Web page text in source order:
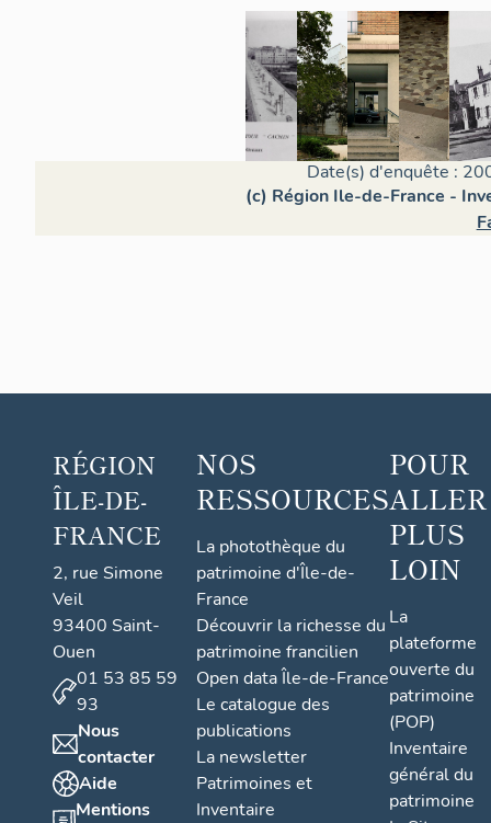
Date(s) d'enquête :
(c) Région Ile-de-France -
RÉGION
ÎLE-DE-
FRANCE
2, rue Simone
Veil
93400 Saint-
Ouen
01 53 85 59
93
Nous
contacter
Aide
Mentions
NOS
RESSOURCES
La photothèque du
patrimoine d'Île-de-
France
Découvrir la richesse du
patrimoine francilien
Open data Île-de-France
Le catalogue des
publications
La newsletter
Patrimoines et
Inventaire
POUR
ALLER
PLUS
LOIN
La
plateforme
ouverte du
patrimoine
(POP)
Inventaire
général du
patrimoine